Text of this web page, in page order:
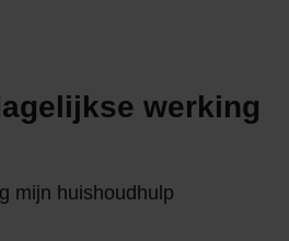
werking
mijn huishoudhulp